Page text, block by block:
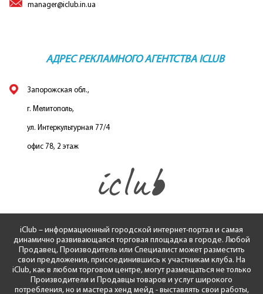
manager@iclub.in.ua
АДРЕС РЕКЛАМНОГО АГЕНТСТВА ICLUB
Запорожская обл.,
г. Мелитополь,
ул. Интеркультурная 77/4
офис 78, 2 этаж
iClub – информационный городской интернет-портал и самая
динамично развивающаяся торговая площадка в городе. Любой
Продавец, Производитель или Специалист может разместить
свои предложения, присоединившись к участникам клуба. На
iClub, как в любом торговом центре, могут размещаться не только
Производители и Продавцы товаров и услуг широкого
потребления, но и мастера хенд мейд - выставлять свои работы,